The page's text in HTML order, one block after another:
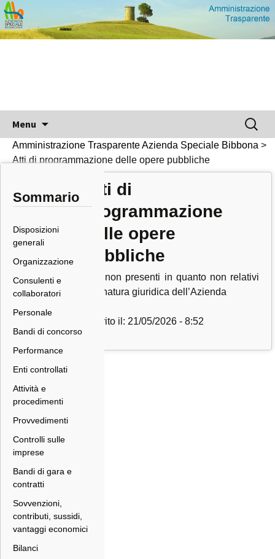
Menu
Ricerca
per:
Amministrazione Trasparente Azienda Speciale Bibbona >
Atti di programmazione delle opere pubbliche
Sommario
Disposizioni
generali
Organizzazione
Consulenti e
collaboratori
Personale
Bandi di concorso
Performance
Enti controllati
Attività e
procedimenti
Provvedimenti
Controlli sulle
imprese
Bandi di gara e
contratti
Sovvenzioni,
contributi, sussidi,
vantaggi economici
Bilanci
Atti di
programmazione
delle opere
pubbliche
Dati non presenti in quanto non relativi
alla natura giuridica dell’Azienda
Inserito il: 21/05/2026 - 8:52